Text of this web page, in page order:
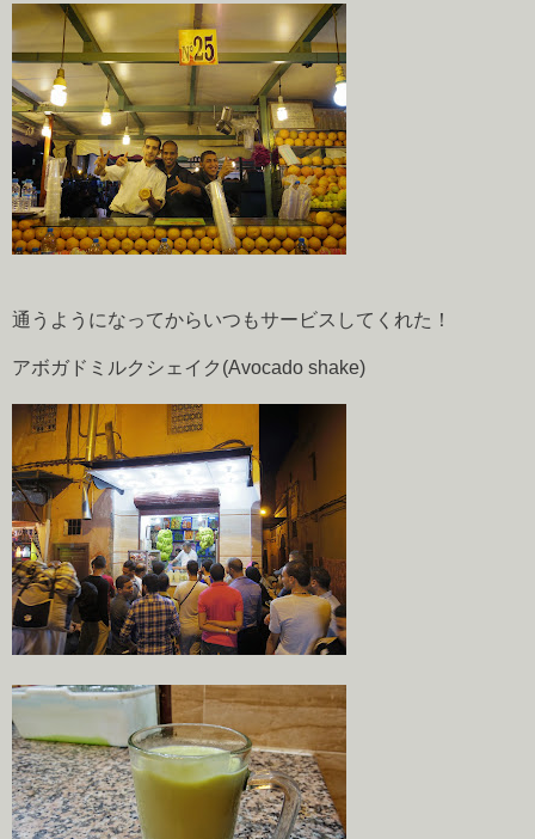
通うようになってからいつもサービスしてくれた！
アボガドミルクシェイク(Avocado shake)